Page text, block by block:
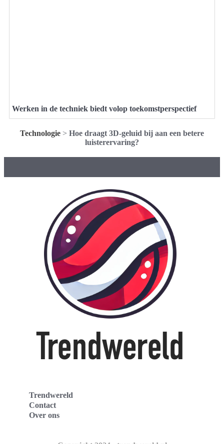
Werken in de techniek biedt volop toekomstperspectief
Technologie > Hoe draagt 3D-geluid bij aan een betere
luisterervaring?
Trendwereld
Contact
Over ons